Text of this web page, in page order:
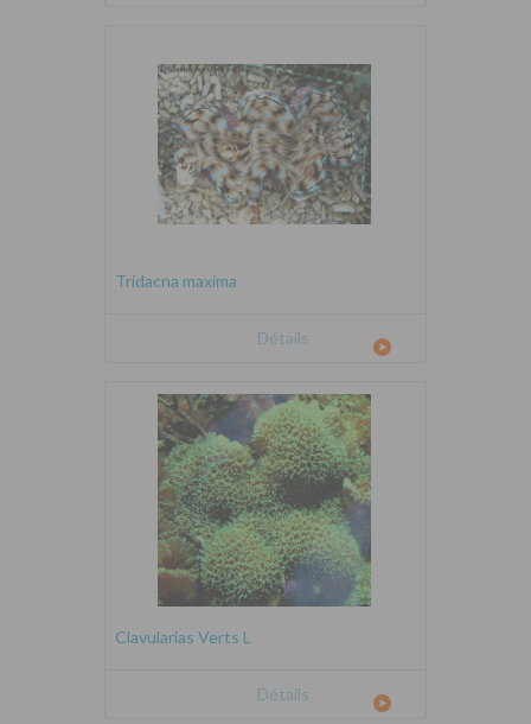
Tridacna maxima
Détails
Clavularias Verts L
Détails